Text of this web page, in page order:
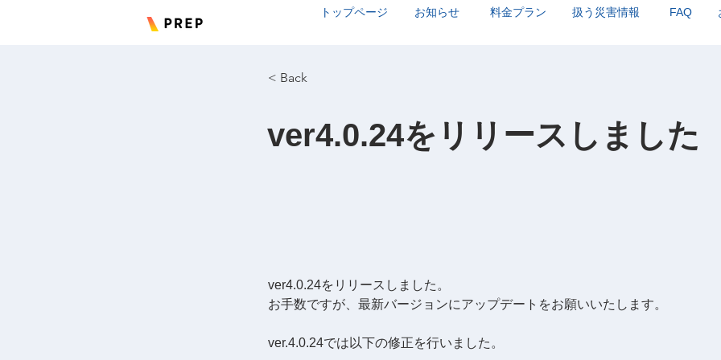
トップページ お知らせ 料金プラン 扱う災害情報 FAQ
< Back
ver4.0.24をリリースしました
ver4.0.24をリリースしました。
お手数ですが、最新バージョンにアップデートをお願いいたします。
ver.4.0.24では以下の修正を行いました。